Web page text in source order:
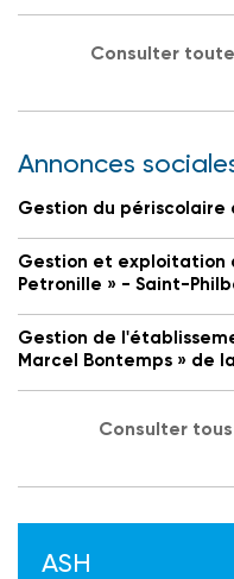
Consulter
Annonces
Gestion du
Gestion et exploitation
Petronille » - Saint-
Gestion de
Marcel Bontemps » de
Consulter
ASH